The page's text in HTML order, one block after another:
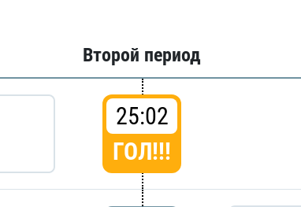
Второй период
25:02
ГОЛ!!!